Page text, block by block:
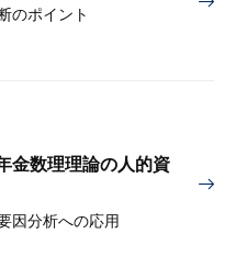
のポイント
金数理理論の人的資
因分析への応用